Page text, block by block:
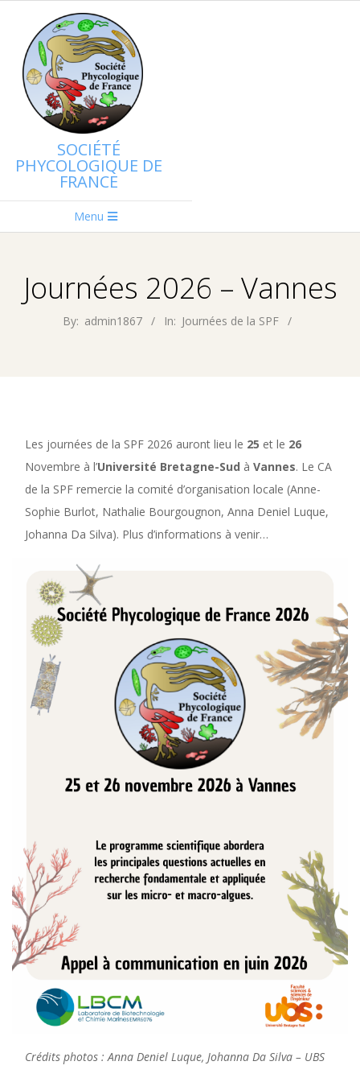
content
SOCIÉTÉ
PHYCOLOGIQUE DE
FRANCE
Navigation
Menu
Journées 2026 – Vannes
By: admin1867 In: Journées de la SPF
Les journées de la SPF 2026 auront lieu le 25 et le 26
Novembre à l’Université Bretagne-Sud à Vannes. Le CA
de la SPF remercie la comité d’organisation locale (Anne-
Sophie Burlot, Nathalie Bourgougnon, Anna Deniel Luque,
Johanna Da Silva). Plus d’informations à venir…
Crédits photos : Anna Deniel Luque, Johanna Da Silva – UBS